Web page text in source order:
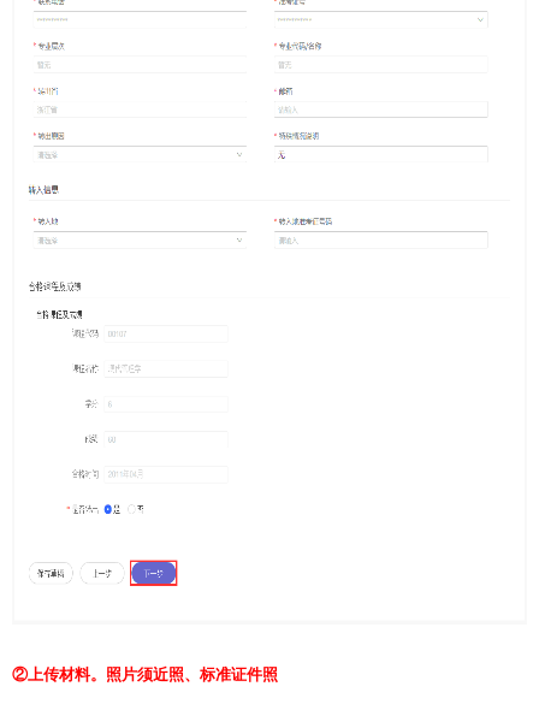
②上传材料。照片须近照、标准证件照